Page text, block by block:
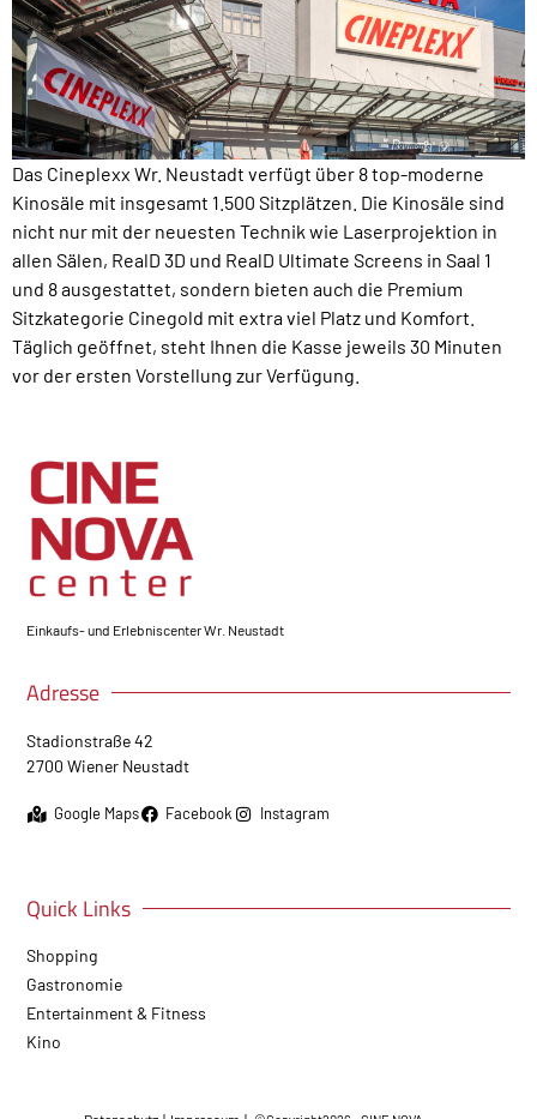
Das Cineplexx Wr. Neustadt verfügt über 8 top-moderne
Kinosäle mit insgesamt 1.500 Sitzplätzen. Die Kinosäle sind
nicht nur mit der neuesten Technik wie Laserprojektion in
allen Sälen, RealD 3D und RealD Ultimate Screens in Saal 1
und 8 ausgestattet, sondern bieten auch die Premium
Sitzkategorie Cinegold mit extra viel Platz und Komfort.
Täglich geöffnet, steht Ihnen die Kasse jeweils 30 Minuten
vor der ersten Vorstellung zur Verfügung.
Einkaufs- und Erlebniscenter Wr. Neustadt
Adresse
Stadionstraße 42
2700 Wiener Neustadt
Google Maps Facebook Instagram
Quick Links
Shopping
Gastronomie
Entertainment & Fitness
Kino